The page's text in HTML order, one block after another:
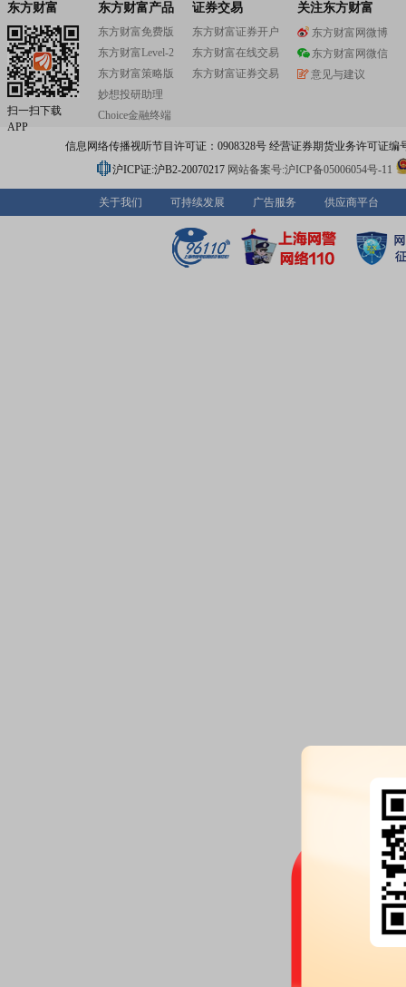
东方财富
扫一扫下载
APP
东方财富产品
东方财富免费版
东方财富Level-2
东方财富策略版
妙想投研助理
Choice金融终端
证券交易
东方财富证券开户
东方财富在线交易
东方财富证券交易
关注东方财富
东方财富网微博
东方财富网微信
意见与建议
信息网络传播视听节目许可证：0908328号 经营证券期货业务许可证编
沪ICP证:沪B2-20070217 网站备案号:沪ICP备05006054号-11
关于我们 可持续发展 广告服务 供应商平台